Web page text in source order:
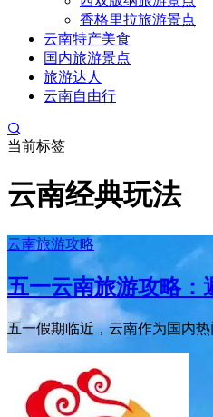
香格里拉旅游景点
云南特产美食
国内旅游景点
旅游达人
云南自由行
当前标签
云南经典玩法
云南旅游攻略
五一云南旅游攻略：
五一假期临近，云南作为国内